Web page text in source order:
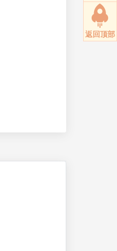
返回顶部